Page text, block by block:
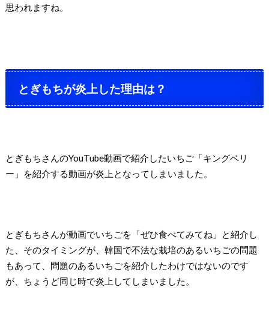
思われますね。
とぎもちが炎上した理由は？
とぎもちさんのYouTube動画で紹介したいちご「キングベリ
ー」を紹介する動画が炎上となってしまいました。
とぎもちさんが動画でいちごを「ぜひ食べてみてね」と紹介し
た、そのタイミングが、韓国で不法な栽培のあるいちごの問題
もあって、問題のあるいちごを紹介したわけではないのです
が、ちょうど同じ時で炎上してしまいました。